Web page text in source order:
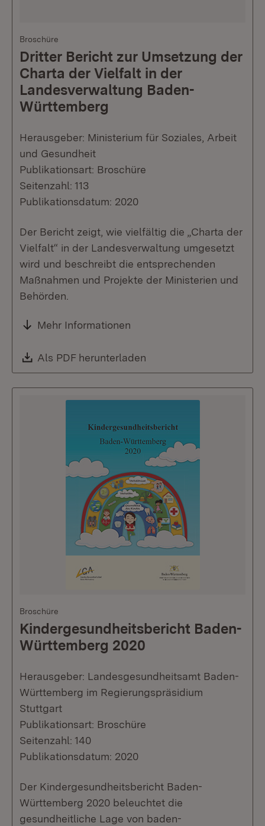
Broschüre
Dritter Bericht zur Umsetzung der
Charta der Vielfalt in der
Landesverwaltung Baden-
Württemberg
Herausgeber: Ministerium für Soziales, Arbeit
und Gesundheit
Publikationsart: Broschüre
Seitenzahl: 113
Publikationsdatum: 2020
Der Bericht zeigt, wie vielfältig die „Charta der
Vielfalt“ in der Landesverwaltung umgesetzt
wird und beschreibt die entsprechenden
Maßnahmen und Projekte der Ministerien und
Behörden.
Mehr Informationen
Download:
Als PDF herunterladen
Broschüre
Kindergesundheitsbericht Baden-
Württemberg 2020
Herausgeber: Landesgesundheitsamt Baden-
Württemberg im Regierungspräsidium
Stuttgart
Publikationsart: Broschüre
Seitenzahl: 140
Publikationsdatum: 2020
​Der Kindergesundheitsbericht Baden-
Württemberg 2020 beleuchtet die
gesundheitliche Lage von baden-